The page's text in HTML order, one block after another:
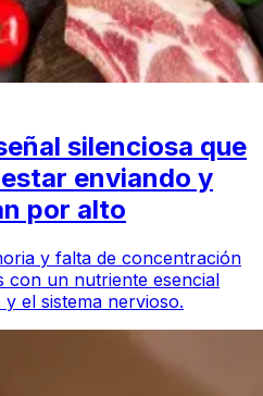
silenciosa que
enviando y
por alto
y falta de concentración
con un nutriente esencial
el sistema nervioso.